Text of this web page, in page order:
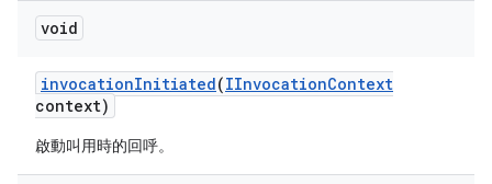
void
invocationInitiated(IInvocationContext
context)
啟動叫用時的回呼。